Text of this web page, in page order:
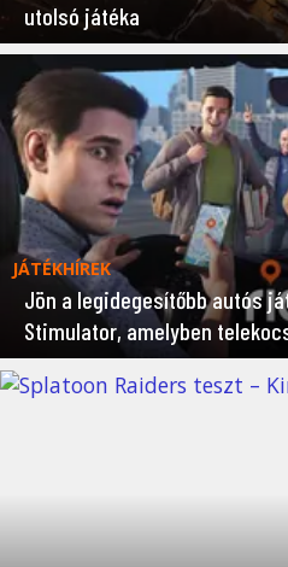
utolsó játéka
JÁTÉKHÍREK
Jön a legidegesítőbb autós
Stimulator, amelyben